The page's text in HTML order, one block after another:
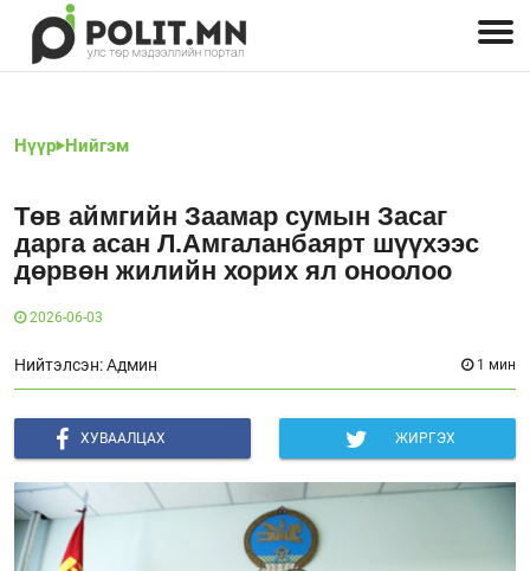
Нүүр Нийгэм
Төв аймгийн Заамар сумын Засаг
дарга асан Л.Амгаланбаярт шүүхээс
дөрвөн жилийн хорих ял оноолоо
2026-06-03
Нийтэлсэн: Админ 1 мин
ХУВААЛЦАХ ЖИРГЭХ